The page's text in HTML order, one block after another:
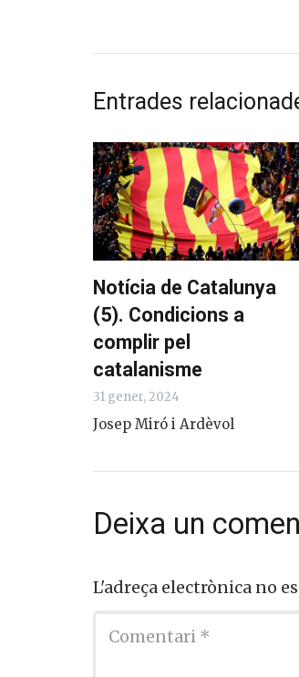
Entrades
Notícia de Catalunya
(5). Condicions a
complir pel
catalanisme
31 gener, 2024
Josep Miró i Ardèvol
Deixa un
L'adreça electrònica no